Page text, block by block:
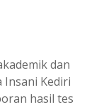
dan
Insani Kediri
hasil tes